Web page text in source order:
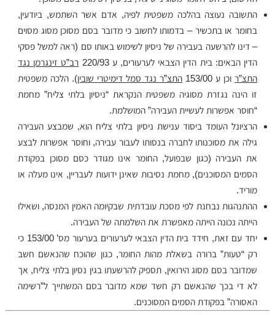
התשובה נעוצה בהלכה משפטית לפיה, אדם אשר השתמש, ביודעין,
בחומר או בתכשיר – בדמותו לחשוב כי מדובר בסם מסוכן מסוג מסוים
– דינו להרשעה בעבירה של ניסיון לשימוש באותו סם (ראה למשל פסקי
הדין הבאים: בית הדין הצבאי לערעורים, ע 220/93
רב”ט זינגרמן נגד
התצ”רוכן ע 153/00 התצ”ר נגד סמל דימיטרי שובין). הלכה משפטית
זו הינה נגזרת מסוגיה משפטית הנקראת “ניסיון בלתי צליח” מחמת
“חוסר אפשרות לעשיית העבירה” המושלמת.
הרציונל העומד ביסוד ענישת ניסיון בלתי צליח הוא, שמבצע העבירה
גילה את מסוכנותו לחברה בנסותו לעבור עבירה, וחוסר אפשרות לבצע
את העבירה (כגון שבפועל, החומר אינו מגודר כסם מסוכן בפקודת
הסמים המסוכנים), מחמת נסיבות שאינן ידועות לעבריין, אינו מעלה או
מוריד.
ההתנהגות נבחנת לפי מסכת עובדתית שבקיומה האמין המנסה, ושאילו
הייתה נכונה הייתה מאפשרת את השלמתה של העבירה.
יחד עם זאת, חידד בית הדין הצבאי לערעורים בערעור מס’ 153/00 כי
רק “טעות” ברורה בשאלת מהות החומר, כגון שהוכח שהנאשם חשב
שמדובר בסם מסוג הירואין, תספיק להרשעתו בגין נסיון בלתי צליח, אך
לא די בכך שהנאשם רק חשד שמא מדובר בסם המשתייך ל”רשימה
האסורה” בפקודת הסמים המסוכנים.